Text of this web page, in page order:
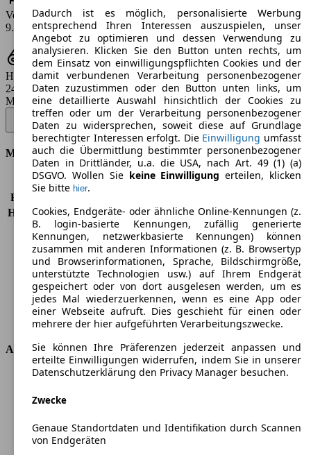
Verbrauch
9.5 - 10.5 l/100km
Hubraum
2464 ccm
Modellbezeichnung:
Primastar dCi 150 L1H1 comfort Avantour (7-Si.) - 107 KW (146 PS)
(2006/09 - 2007/09)▼
Motor & Leistung
KW (PS)
107 kW (146 PS)
Beschleunigung (0-100 km/h)
Höchstgeschwindigkeit (km/h) 170 km/h
Anzahl der Gänge
6
Drehmoment
320 nm
Hubraum
2464 ccm
Kraftstoff
Diesel
Zylinder
4
Getriebe
Schaltgetriebe
Antriebsart
Vorderradantrieb
Abmessungen
Länge
4782 mm
Höhe
Radstand
-
Maximalgewicht
Dadurch ist es möglich, personalisierte Werbung
entsprechend Ihren Interessen auszuspielen, unser
Angebot zu optimieren und dessen Verwendung zu
analysieren. Klicken Sie den Button unten rechts, um
dem Einsatz von einwilligungspflichten Cookies und der
damit verbundenen Verarbeitung personenbezogener
Daten zuzustimmen oder den Button unten links, um
eine detaillierte Auswahl hinsichtlich der Cookies zu
treffen oder um der Verarbeitung personenbezogener
Daten zu widersprechen, soweit diese auf Grundlage
berechtigter Interessen erfolgt. Die Einwilligung umfasst
auch die Übermittlung bestimmter personenbezogener
Daten in Drittländer, u.a. die USA, nach Art. 49 (1) (a)
DSGVO. Wollen Sie keine Einwilligung erteilen, klicken
Sie bitte hier.
Cookies, Endgeräte- oder ähnliche Online-Kennungen (z.
B. login-basierte Kennungen, zufällig generierte
Kennungen, netzwerkbasierte Kennungen) können
zusammen mit anderen Informationen (z. B. Browsertyp
und Browserinformationen, Sprache, Bildschirmgröße,
unterstützte Technologien usw.) auf Ihrem Endgerät
gespeichert oder von dort ausgelesen werden, um es
jedes Mal wiederzuerkennen, wenn es eine App oder
einer Webseite aufruft. Dies geschieht für einen oder
mehrere der hier aufgeführten Verarbeitungszwecke.
Sie können Ihre Präferenzen jederzeit anpassen und
erteilte Einwilligungen widerrufen, indem Sie in unserer
Datenschutzerklärung den Privacy Manager besuchen.
Zwecke
Genaue Standortdaten und Identifikation durch Scannen
von Endgeräten